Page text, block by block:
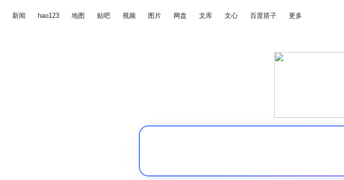
新闻 hao123 地图 贴吧 视频 图片 网盘 文库 文心 百度搭子 更多